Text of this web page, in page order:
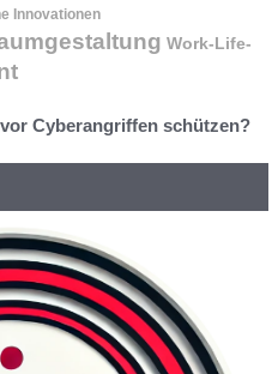
Innovationen
Work-Life-
Cyberangriffen schützen?